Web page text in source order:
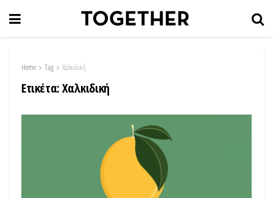
Home Tag Χαλκιδική
Ετικέτα:Χαλκιδική